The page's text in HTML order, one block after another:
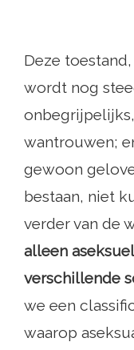
Deze
wordt nog
wantrouwen;
gewoon
bestaan, niet
verder van de
alleen
verschillende
we een
waarop